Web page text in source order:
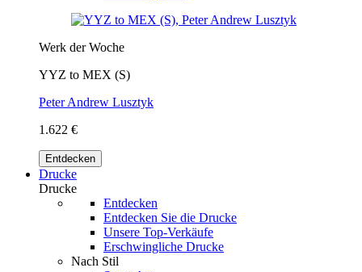
Werk der Woche
YYZ to MEX (S)
Peter Andrew Lusztyk
1.622 €
Entdecken
Drucke
Drucke
Entdecken
Entdecken Sie die Drucke
Unsere Top-Verkäufe
Erschwingliche Drucke
Nach Stil